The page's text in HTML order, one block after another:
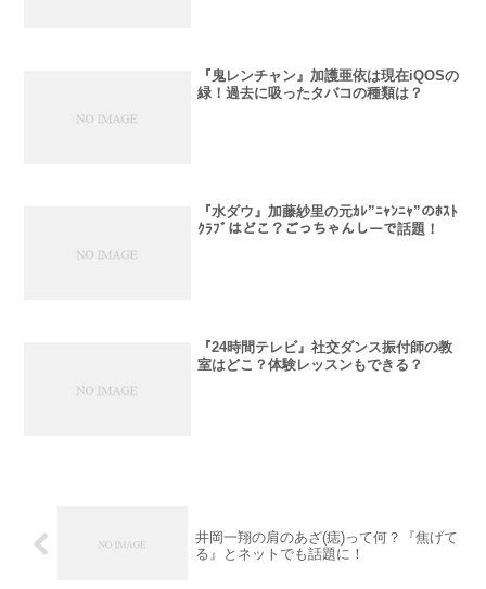
『鬼レンチャン』加護亜依は現在iQOSの
緑！過去に吸ったタバコの種類は？
『水ダウ』加藤紗里の元ｶﾚ”ﾆｬﾝﾆｬ”のﾎｽﾄ
ｸﾗﾌﾞはどこ？ごっちゃんしーで話題！
『24時間テレビ』社交ダンス振付師の教
室はどこ？体験レッスンもできる？
井岡一翔の肩のあざ(痣)って何？『焦げて
る』とネットでも話題に！